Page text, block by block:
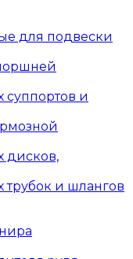
для подвески
суппортов и
дисков,
трубок и шлангов